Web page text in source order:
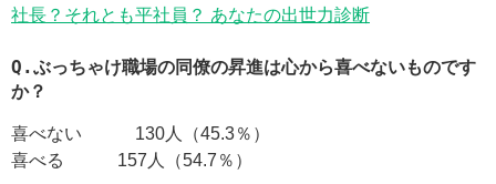
社長？それとも平社員？ あなたの出世力診断
Q.ぶっちゃけ職場の同僚の昇進は心から喜べないものです
か？
喜べない 130人（45.3％）
喜べる 157人（54.7％）